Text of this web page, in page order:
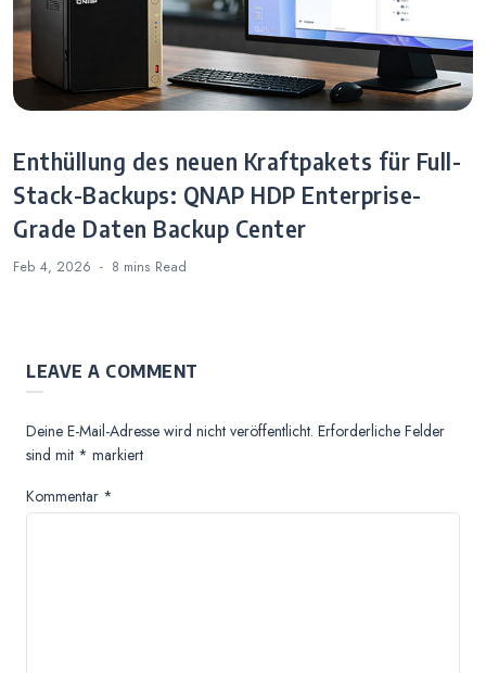
Enthüllung des neuen Kraftpakets für Full-
Stack-Backups: QNAP HDP Enterprise-
Grade Daten Backup Center
Feb 4, 2026 8 mins Read
LEAVE A COMMENT
Deine E-Mail-Adresse wird nicht veröffentlicht. Erforderliche Felder
sind mit * markiert
Kommentar *